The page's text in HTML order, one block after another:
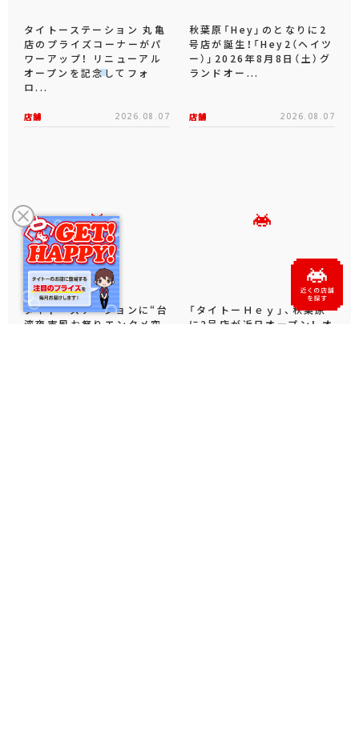
タイトーステーション 丸亀
店のプライズコーナーがパ
ワーアップ！ リニューアル
オープンを記念してフォ
ロ...
店舗 2026.08.07
秋葉原「Hey」のとなりに2
号店が誕生！「Hey2（ヘイツ
ー）」2026年8月8日（土）グ
ランドオー...
店舗 2026.08.07
タイトーステーションに“台
湾夜市風お祭りエンタメ空
「タイトーＨｅｙ」、秋葉原
に2号店が近日オープン！ オ